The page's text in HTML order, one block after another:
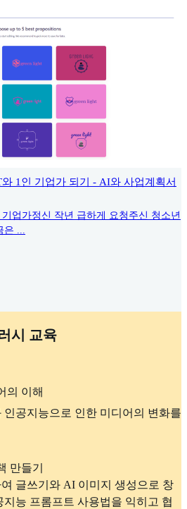
1인 기업가 되기 - AI와 사업계획서
업가정신 작년 급하게 요청주신 청소년
은 ...
시 교육
의 이해
인공지능으로 인한 미디어의 변화를
만들기
글쓰기와 AI 이미지 생성으로 창
능 프롬프트 사용법을 익히고 협